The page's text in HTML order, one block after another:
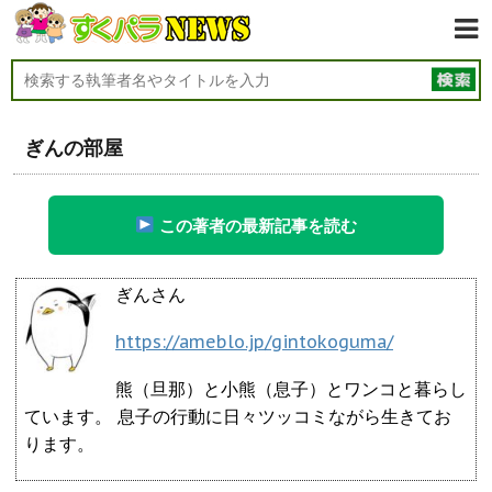
ぎんの部屋
この著者の最新記事を読む
ぎんさん
https://ameblo.jp/gintokoguma/
熊（旦那）と小熊（息子）とワンコと暮らし
ています。 息子の行動に日々ツッコミながら生きてお
ります。